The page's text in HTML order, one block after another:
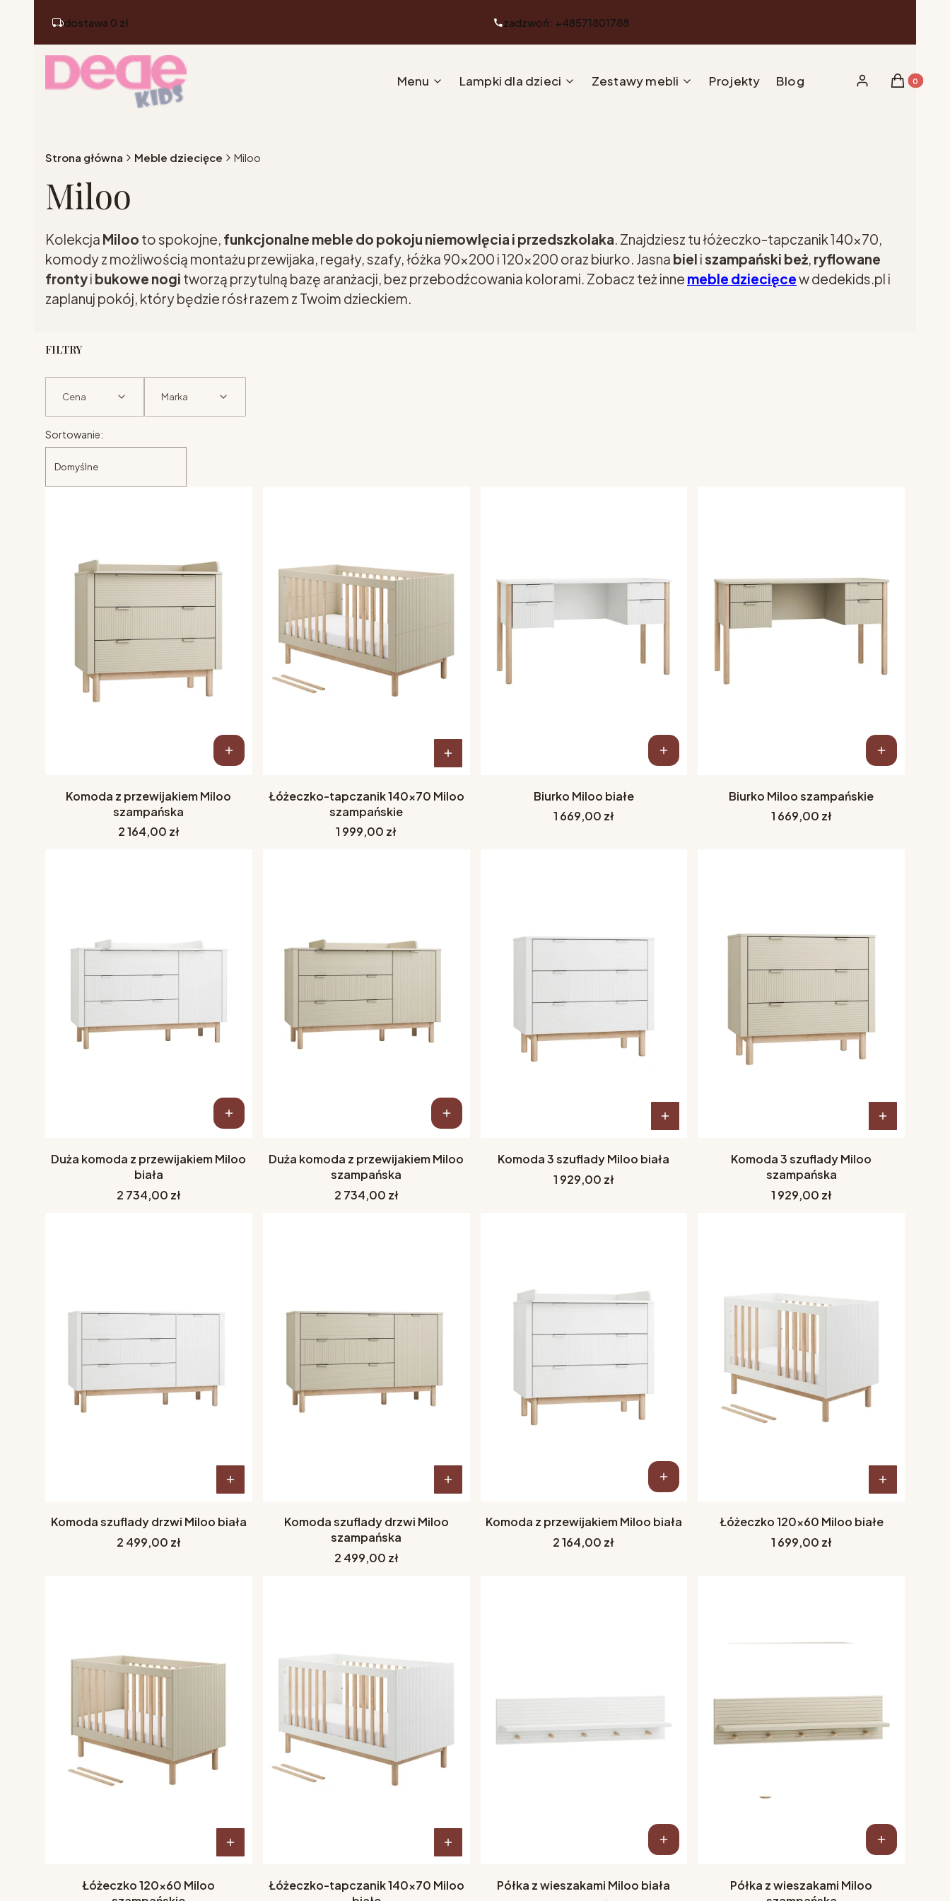
dostawa 0 zł zadzwoń: +48571801788
Menu Lampki dla dzieci Zestawy mebli Projekty Blog Zaloguj sięProdukty
Koszyk
Strona główna Meble dziecięce Miloo
Miloo
Kolekcja Miloo to spokojne, funkcjonalne meble do pokoju niemowlęcia i przedszkolaka. Znajdziesz tu łóżeczko-tapczanik 140x70,
komody z możliwością montażu przewijaka, regały, szafy, łóżka 90x200 i 120x200 oraz biurko. Jasna biel iszampański beż, ryflowane
frontyi bukowe nogi tworzą przytulną bazę aranżacji, bez przebodźcowania kolorami. Zobacz też inne meble dziecięcew dedekids.pl i
zaplanuj pokój, który będzie rósł razem z Twoim dzieckiem.
FILTRY
Cena Marka
Koniec filtrów
Lista produktów
Sortowanie:
Domyślne
Komoda z przewijakiem Miloo
szampańska
Cena
2 164,00 zł
Łóżeczko-tapczanik 140x70 Miloo
szampańskie
Cena
1 999,00 zł
Biurko Miloo białe
Cena
1 669,00 zł
Biurko Miloo szampańskie
Cena
1 669,00 zł
Duża komoda z przewijakiem Miloo
biała
Cena
2 734,00 zł
Duża komoda z przewijakiem Miloo
szampańska
Cena
2 734,00 zł
Komoda 3 szuflady Miloo biała
Cena
1 929,00 zł
Komoda 3 szuflady Miloo
szampańska
Cena
1 929,00 zł
Komoda szuflady drzwi Miloo biała
Cena
2 499,00 zł
Komoda szuflady drzwi Miloo
szampańska
Cena
2 499,00 zł
Komoda z przewijakiem Miloo biała
Cena
2 164,00 zł
Łóżeczko 120x60 Miloo białe
Cena
1 699,00 zł
Łóżeczko 120x60 Miloo
Łóżeczko-tapczanik 140x70 Miloo
Półka z wieszakami Miloo biała
Półka z wieszakami Miloo